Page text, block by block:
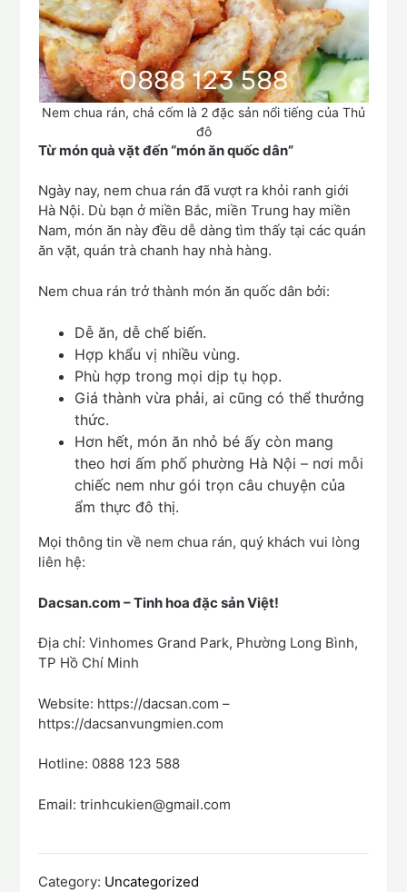
Nem chua rán, chả cốm là 2 đặc sản nổi tiếng của Thủ
đô
Từ món quà vặt đến “món ăn quốc dân”
Ngày nay, nem chua rán đã vượt ra khỏi ranh giới
Hà Nội. Dù bạn ở miền Bắc, miền Trung hay miền
Nam, món ăn này đều dễ dàng tìm thấy tại các quán
ăn vặt, quán trà chanh hay nhà hàng.
Nem chua rán trở thành món ăn quốc dân bởi:
Dễ ăn, dễ chế biến.
Hợp khẩu vị nhiều vùng.
Phù hợp trong mọi dịp tụ họp.
Giá thành vừa phải, ai cũng có thể thưởng
thức.
Hơn hết, món ăn nhỏ bé ấy còn mang
theo hơi ấm phố phường Hà Nội – nơi mỗi
chiếc nem như gói trọn câu chuyện của
ẩm thực đô thị.
Mọi thông tin về nem chua rán, quý khách vui lòng
liên hệ:
Dacsan.com – Tinh hoa đặc sản Việt!
Địa chỉ: Vinhomes Grand Park, Phường Long Bình,
TP Hồ Chí Minh
Website: https://dacsan.com –
https://dacsanvungmien.com
Hotline: 0888 123 588
Email: trinhcukien@gmail.com
Category: Uncategorized